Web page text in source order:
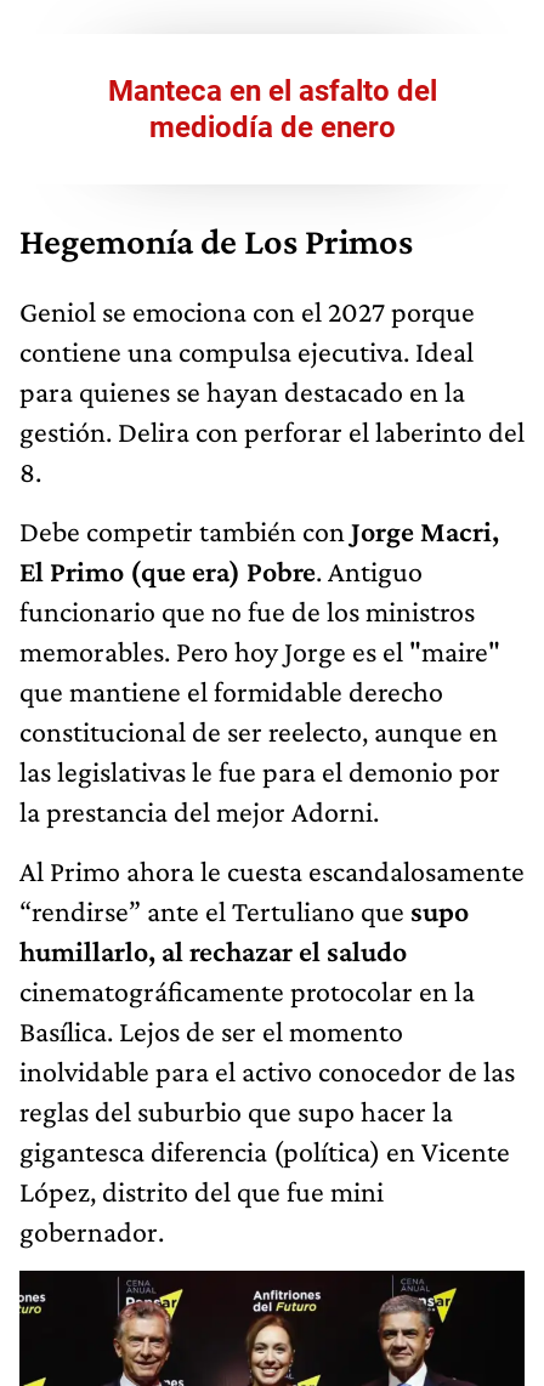
Manteca en el asfalto del
mediodía de enero
Hegemonía de Los Primos
Geniol se emociona con el 2027 porque
contiene una compulsa ejecutiva. Ideal
para quienes se hayan destacado en la
gestión. Delira con perforar el laberinto del
8.
Debe competir también con Jorge Macri,
El Primo (que era) Pobre. Antiguo
funcionario que no fue de los ministros
memorables. Pero hoy Jorge es el "maire"
que mantiene el formidable derecho
constitucional de ser reelecto, aunque en
las legislativas le fue para el demonio por
la prestancia del mejor Adorni.
Al Primo ahora le cuesta escandalosamente
“rendirse” ante el Tertuliano que supo
humillarlo, al rechazar el saludo
cinematográficamente protocolar en la
Basílica. Lejos de ser el momento
inolvidable para el activo conocedor de las
reglas del suburbio que supo hacer la
gigantesca diferencia (política) en Vicente
López, distrito del que fue mini
gobernador.